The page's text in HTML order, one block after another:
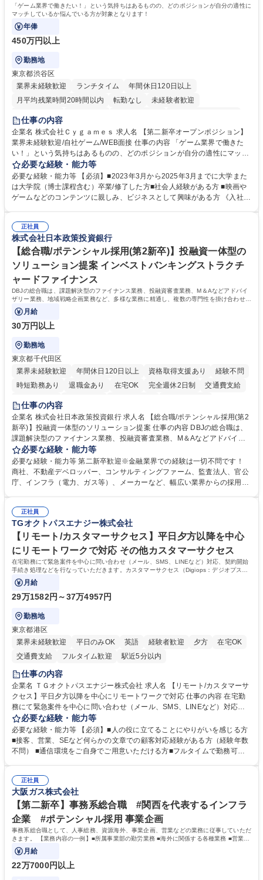
「ゲーム業界で働きたい！」という気持ちはあるものの、どのポジションが自分の適性に
マッチしているか悩んでいる方が対象となります！
年俸
450万円以上
勤務地
東京都渋谷区
業界未経験歓迎
ランチタイム
年間休日120日以上
月平均残業時間20時間以内
転勤なし
未経験者歓迎
住宅手当あり
交通費支給
土日祝休み 服装自由 昼食補助あり
第二新卒歓迎
食事補助あり
仕事の内容
企業名 株式会社Ｃｙｇａｍｅｓ 求人名 【第二新卒オープンポジション】
業界未経験歓迎/自社ゲーム/WEB面接 仕事の内容 「ゲーム業界で働きた
い！」という気持ちはあるものの、どのポジションが自分の適性にマッチ
しているか悩んでいる方が対象となります！ 総合職（プランナー/データ
アナリストなど）、技術職（開発エンジニ ア/インフラエンジニアな
ど）、デザイン職（デザイナー/イラストレ ーターなど）等から、面接で
ご希望と適正にマッチしたポジションをご案内いたします。ゲームやエン
のご応募をお待ちしております。 募集職種 【第二新卒オープンポジショ
ン】業界未経験歓迎/自社ゲーム/WEB面接
必要な経験・能力等
必要な経験・能力等 【必須】■2023年3月から2025年3月までに大学また
は大学院（博士課程含む）卒業/修了した方■社会人経験がある方 ■映画や
ゲームなどのコンテンツに親しみ、ビジネスとして興味がある方 《入社実
正社員
株式会社日本政策投資銀行
【総合職/ポテンシャル採用(第2新卒)】投融資一体型の
ソリューション提案 インベストバンキングストラクチ
ャードファイナンス
DBJの総合職は、課題解決型のファイナンス業務、投融資審査業務、M＆Aなどアドバイ
ザリー業務、地域戦略企画業務など、多様な業務に精通し、複数の専門性を掛け合わせて
広く社会に貢献していく職種です。
月給
30万円以上
勤務地
東京都千代田区
業界未経験歓迎
年間休日120日以上 資格取得支援あり
経験不問
時短勤務あり
退職金あり 在宅OK 完全週休2日制
交通費支給
駅近5分以内
食事補助あり
託児所あり
仕事の内容
企業名 株式会社日本政策投資銀行 求人名 【総合職/ポテンシャル採用(第2
新卒)】投融資一体型のソリューション提案 仕事の内容 DBJの総合職は、
課題解決型のファイナンス業務、投融資審査業務、M＆Aなどアドバイザ
リー業務、地域戦略企画業務など、多様な業務に精通し、複数の専門性を
掛け合わせて広く社会に貢献していく職種です。 入社後は、横断的なロー
テーションを経て適性や専門性に応じたキャリアを形成していただきま
す。総合職として入社いただき、下記いずれかの部門でご活躍いただきま
ート・ナレッジ業務 ※それぞれの業務内容に関しては、別途その他労働条
件備考欄に記載 募集職種 【総合職/ポテンシャル採用(第2新卒)】投融資一
体型のソリューション提案
必要な経験・能力等
必要な経験・能力等 第二新卒歓迎※金融業界での経験は一切不問です！
商社、不動産デベロッパー、コンサルティングファーム、監査法人、官公
庁、インフラ（電力、ガス等）、メーカーなど、幅広い業界からの採用実
く高い志を併せもった人材を求めています。ポテンシャル採用（第2新
卒）では、金融業界での経験や知識を問いません。新たな時代を見据え
て、複雑化する社会課題の解決に向けて先鞭をつける役割を担いたい、と
いう気概をお持ちの方を心待ちにしています。 学歴・資格 学歴：大学院
大学 語学力： 資格：
正社員
TGオクトパスエナジー株式会社
【リモート/カスタマーサクセス】平日夕方以降を中心
にリモートワークで対応 その他カスタマーサクセス
在宅勤務にて緊急案件を中心に問い合わせ（メール、SMS、LINEなど）対応、契約開始
手続き処理などを行なっていただきます。カスタマーサクセス（Digiops：デジオプス）
と運用構築の業務となります。
月給
29万1582円～37万4957円
勤務地
東京都港区
業界未経験歓迎
平日のみOK 英語 経験者歓迎 夕方
在宅OK
交通費支給
フルタイム歓迎 駅近5分以内
仕事の内容
企業名 ＴＧオクトパスエナジー株式会社 求人名 【リモート/カスタマーサ
クセス】平日夕方以降を中心にリモートワークで対応 仕事の内容 在宅勤
務にて緊急案件を中心に問い合わせ（メール、SMS、LINEなど）対応、
契約開始手続き処理などを行なっていただきます。カスタマーサクセス
（Digiops：デジオプス）と運用構築の業務となります。 ■お問い合わせ
対応業務全般（システム入力、契約手続き含む） ■デジタルコミュニケー
ションツール（メール、SMS、LINE等）を使用 ■お客様のニーズに応じた
添ってサービス提供できることが魅力 募集職種 【リモート/カスタマーサ
クセス】平日夕方以降を中心にリモートワークで対応
必要な経験・能力等
必要な経験・能力等 【必須】■人の役に立てることにやりがいを感じる方
■接客、営業、SEなど何らかの文章での顧客対応経験がある方（経験年数
不問） ■通信環境をご自身でご用意いただける方■フルタイムで勤務可能
境に貢献したい■改善提案や改善アクション等新しいことに意欲がある方
【英語（語学力）】■翻訳ツールを用い英語でコミュニケーションをとる
ことに抵抗がない方■英語は話せなくても問題はありませんが、英語が話
せますと、よりチャンスが広がります。※日本語がネイティブレベル必須
学歴・資格 学歴：大学院 大学 高専 短大 専修学校 高校 語学力： 資格：
正社員
大阪ガス株式会社
【第二新卒】事務系総合職 #関西を代表するインフラ
企業 #ポテンシャル採用 事業企画
事務系総合職として、人事総務、資源海外、事業企画、営業などの業務に従事していただ
きます。 【業務内容の一例】■所属事業部の勤労業務 ■海外に関係する各種業務 ■営業部
門の企画スタッフ、ルート営業
月給
22万7000円以上